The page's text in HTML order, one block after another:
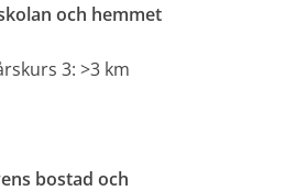
och hemmet
3: >3 km
bostad och